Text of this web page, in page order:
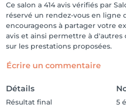
Ce salon a 414 avis vérifiés par
réservé un rendez-vous en ligne
encourageons à partager votre
avis et ainsi permettre à d'autres
sur les prestations proposées.
Écrire un commentaire
Détails
Résultat final 5